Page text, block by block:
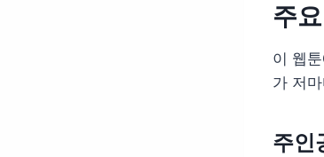
주
이 웹
가 저
주인